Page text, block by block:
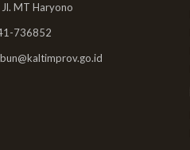
MT Haryono
736852